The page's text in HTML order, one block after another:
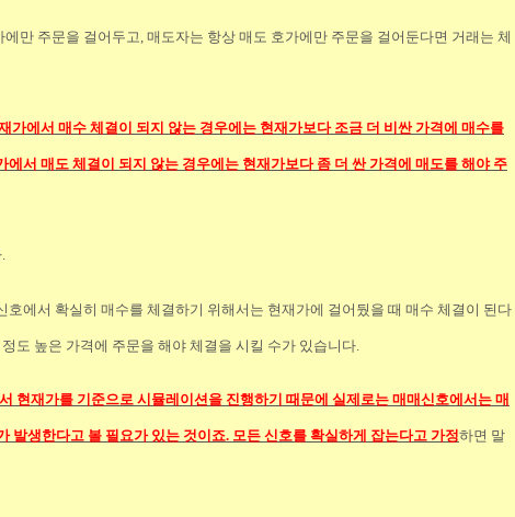
만 주문을 걸어두고, 매도자는 항상 매도 호가에만 주문을 걸어둔다면 거래는 체
가에서 매수 체결이 되지 않는 경우에는 현재가보다 조금 더 비싼 가격에 매수를
서 매도 체결이 되지 않는 경우에는 현재가보다 좀 더 싼 가격에 매도를 해야 주
호에서 확실히 매수를 체결하기 위해서는 현재가에 걸어뒀을 때 매수 체결이 된다
도 높은 가격에 주문을 해야 체결을 시킬 수가 있습니다.
현재가를 기준으로 시뮬레이션을 진행하기 때문에 실제로는 매매신호에서는 매
발생한다고 볼 필요가 있는 것이죠. 모든 신호를 확실하게 잡는다고 가정하면 말